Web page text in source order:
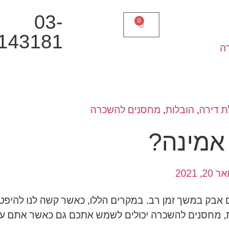
0
03-
דירה, הובלות, מחסנים להשכרה
20, 2021
אבק במשך זמן רב. במקרים הללו, כאשר קשה לנו
מחסנים להשכרה יכולים לשמש אתכם גם כאשר אתם